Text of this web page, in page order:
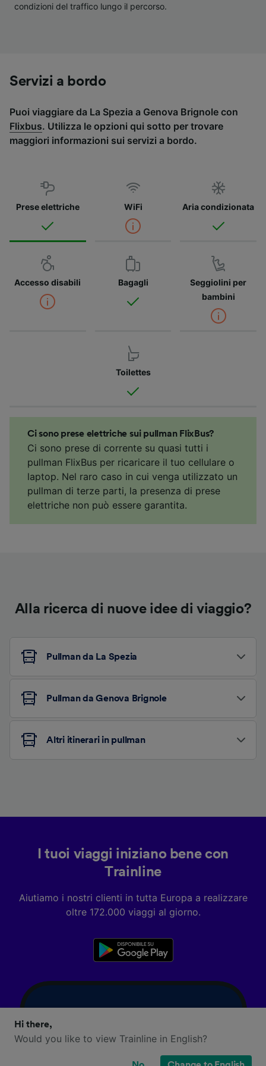
condizioni del traffico lungo il percorso.
Servizi a bordo
Puoi viaggiare da La Spezia a Genova Brignole con
Flixbus. Utilizza le opzioni qui sotto per trovare
maggiori informazioni sui servizi a bordo.
Prese elettriche WiFi Aria condizionata
Accesso disabili Bagagli
Seggiolini per
bambini
Toilettes
Ci sono prese elettriche sui pullman FlixBus?
Ci sono prese di corrente su quasi tutti i
pullman FlixBus per ricaricare il tuo cellulare o
laptop. Nel raro caso in cui venga utilizzato un
pullman di terze parti, la presenza di prese
elettriche non può essere garantita.
Alla ricerca di nuove idee di viaggio?
Pullman da La Spezia
Pullman da Genova Brignole
Altri itinerari in pullman
I tuoi viaggi iniziano bene con
Trainline
Aiutiamo i nostri clienti in tutta Europa a realizzare
oltre 172.000 viaggi al giorno.
Hi there,
Would you like to view Trainline in English?